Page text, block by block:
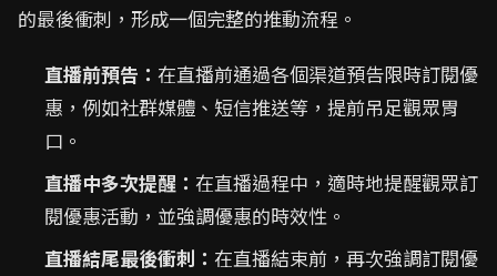
的最後衝刺，形成一個完整的推動流程。
直播前預告： 在直播前通過各個渠道預告限時訂閱優
惠，例如社群媒體、短信推送等，提前吊足觀眾胃
口。
直播中多次提醒： 在直播過程中，適時地提醒觀眾訂
閱優惠活動，並強調優惠的時效性。
直播結尾最後衝刺： 在直播結束前，再次強調訂閱優